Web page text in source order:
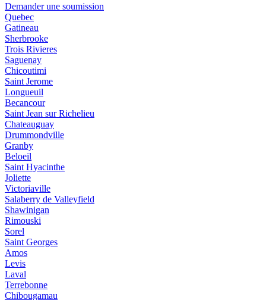
Demander une soumission
Quebec
Gatineau
Sherbrooke
Trois Rivieres
Saguenay
Chicoutimi
Saint Jerome
Longueuil
Becancour
Saint Jean sur Richelieu
Chateauguay
Drummondville
Granby
Beloeil
Saint Hyacinthe
Joliette
Victoriaville
Salaberry de Valleyfield
Shawinigan
Rimouski
Sorel
Saint Georges
Amos
Levis
Laval
Terrebonne
Chibougamau